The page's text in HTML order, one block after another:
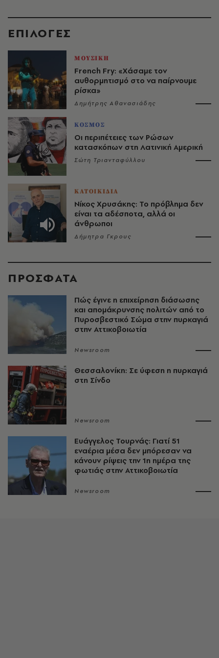
EΠΙΛΟΓΈΣ
ΜΟΥΣΙΚΗ
French Fry: «Χάσαμε τον
αυθορμητισμό στο να παίρνουμε
ρίσκα»
Δημήτρης Αθανασιάδης
ΚΟΣΜΟΣ
Οι περιπέτειες των Ρώσων
κατασκόπων στη Λατινική Αμερική
Σώτη Τριανταφύλλου
ΚΑΤΟΙΚΙΔΙΑ
Νίκος Χρυσάκης: Το πρόβλημα δεν
είναι τα αδέσποτα, αλλά οι
άνθρωποι
Δήμητρα Γκρους
ΠΡΟΣΦΑΤΑ
Πώς έγινε η επιχείρηση διάσωσης
και απομάκρυνσης πολιτών από το
Πυροσβεστικό Σώμα στην πυρκαγιά
στην Αττικοβοιωτία
Newsroom
Θεσσαλονίκη: Σε ύφεση η πυρκαγιά
στη Σίνδο
Newsroom
Ευάγγελος Τουρνάς: Γιατί 51
εναέρια μέσα δεν μπόρεσαν να
κάνουν ρίψεις την 1η ημέρα της
φωτιάς στην Αττικοβοιωτία
Newsroom